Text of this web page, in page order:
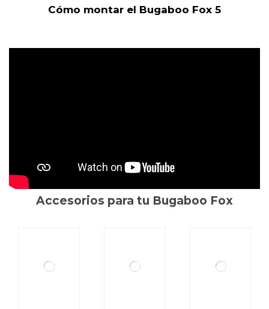
Cómo montar el Bugaboo Fox 5
Accesorios para tu Bugaboo Fox